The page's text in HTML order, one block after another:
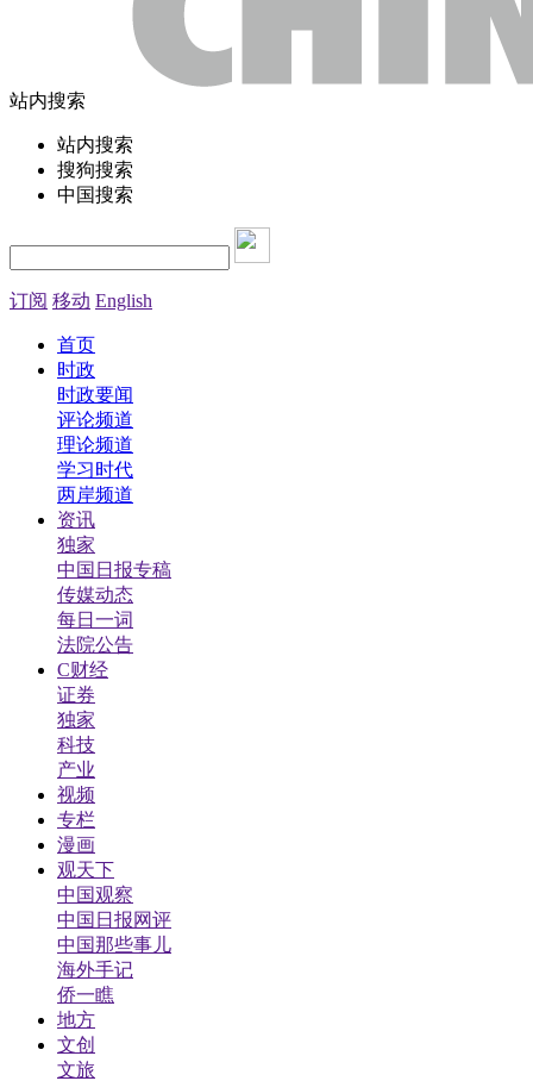
站内搜索
站内搜索
搜狗搜索
中国搜索
订阅 移动 English
首页
时政
时政要闻
评论频道
理论频道
学习时代
两岸频道
资讯
独家
中国日报专稿
传媒动态
每日一词
法院公告
C财经
证券
独家
科技
产业
视频
专栏
漫画
观天下
中国观察
中国日报网评
中国那些事儿
海外手记
侨一瞧
地方
文创
文旅